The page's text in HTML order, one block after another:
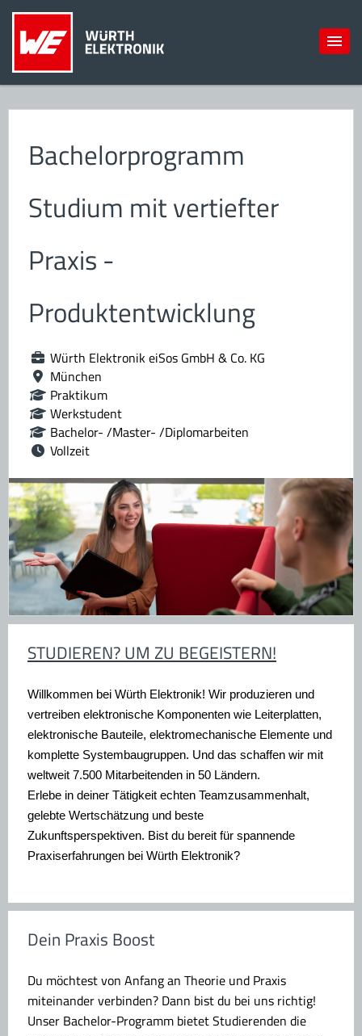
Bachelorprogramm
Studium mit vertiefter
Praxis -
Produktentwicklung
Würth Elektronik eiSos GmbH & Co. KG
München
Praktikum
Werkstudent
Bachelor- /Master- /Diplomarbeiten
Vollzeit
STUDIEREN? UM ZU BEGEISTERN!
Willkommen bei Würth Elektronik! Wir produzieren und
vertreiben elektronische Komponenten wie Leiterplatten,
elektronische Bauteile, elektromechanische Elemente und
komplette Systembaugruppen. Und das schaffen wir mit
weltweit 7.500 Mitarbeitenden in 50 Ländern.
Erlebe in deiner Tätigkeit echten Teamzusammenhalt,
gelebte Wertschätzung und beste
Zukunftsperspektiven. Bist du bereit für spannende
Praxiserfahrungen bei Würth Elektronik?
Dein Praxis Boost
Du möchtest von Anfang an Theorie und Praxis
miteinander verbinden? Dann bist du bei uns richtig!
Unser Bachelor-Programm bietet Studierenden die